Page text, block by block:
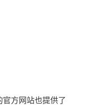
官方网站也提供了